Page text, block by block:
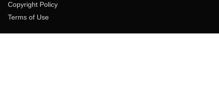
Copyright Policy
Terms of Use